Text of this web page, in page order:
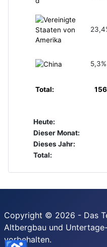
5,3%
Total: 156
Heute:
Dieser Monat:
Dieses Jahr:
Total:
Copyright © 2026 - Das
Altbergbau und
vorbehalten.